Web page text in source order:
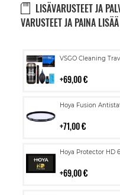
LISÄVARUSTEET JA
VARUSTEET JA PAINA
VSGO Cleaning
69,00 €
Lisää
Hoya Fusion
71,00 €
Lisää
Hoya Protector HD
69,00 €
Lisää